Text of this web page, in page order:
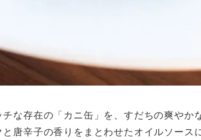
な存在の「カニ缶」を、すだちの爽や
唐辛子の香りをまとわせたオイルソー